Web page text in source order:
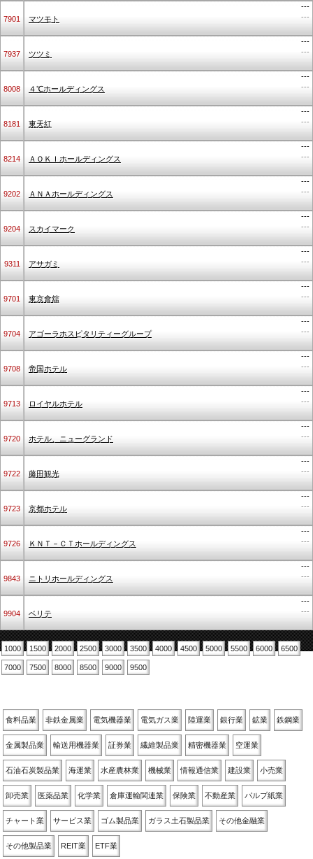
7901 マツモト
---
---
7937 ツツミ
---
---
8008 ４℃ホールディングス
---
---
8181 東天紅
---
---
8214 ＡＯＫＩホールディングス
---
---
9202 ＡＮＡホールディングス
---
---
9204 スカイマーク
---
---
9311 アサガミ
---
---
9701 東京會舘
---
---
9704 アゴーラホスピタリティーグループ
---
---
9708 帝国ホテル
---
---
9713 ロイヤルホテル
---
---
9720 ホテル、ニューグランド
---
---
9722 藤田観光
---
---
9723 京都ホテル
---
---
9726 ＫＮＴ－ＣＴホールディングス
---
---
9843 ニトリホールディングス
---
---
9904 ベリテ
---
---
1000 1500 2000 2500 3000 3500 4000 4500 5000 5500 6000 6500
7000 7500 8000 8500 9000 9500
食料品業 非鉄金属業 電気機器業 電気ガス業 陸運業 銀行業 鉱業 鉄鋼業
金属製品業 輸送用機器業 証券業 繊維製品業 精密機器業 空運業
石油石炭製品業 海運業 水産農林業 機械業 情報通信業 建設業 小売業
卸売業 医薬品業 化学業 倉庫運輸関連業 保険業 不動産業 パルプ紙業
チャート業 サービス業 ゴム製品業 ガラス土石製品業 その他金融業
その他製品業 REIT業 ETF業